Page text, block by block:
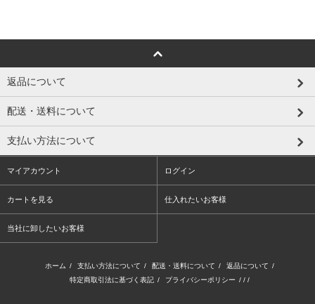
返品について
配送・送料について
支払い方法について
マイアカウント ログイン
カートを見る 仕入れたいお客様
当社に卸したいお客様
ホーム / 支払い方法について / 配送・送料について / 返品について /
特定商取引法に基づく表記 / プライバシーポリシー / / /